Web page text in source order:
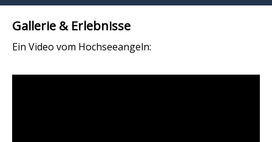
Gallerie & Erlebnisse
Ein Video vom Hochseeangeln: